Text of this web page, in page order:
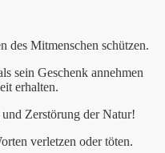
des Mitmenschen schützen.
sein Geschenk annehmen
erhalten.
Zerstörung der Natur!
verletzen oder töten.